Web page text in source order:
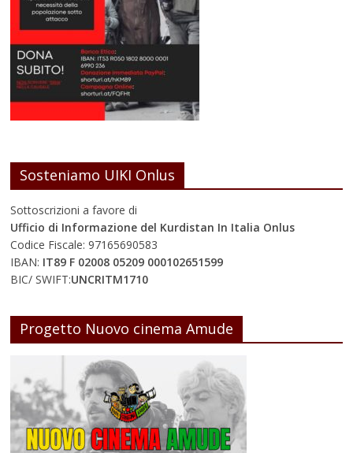
Sosteniamo UIKI Onlus
Sottoscrizioni a favore di
Ufficio di Informazione del Kurdistan In Italia Onlus
Codice Fiscale: 97165690583
IBAN: IT89 F 02008 05209 000102651599
BIC/ SWIFT:UNCRITM1710
Progetto Nuovo cinema Amude